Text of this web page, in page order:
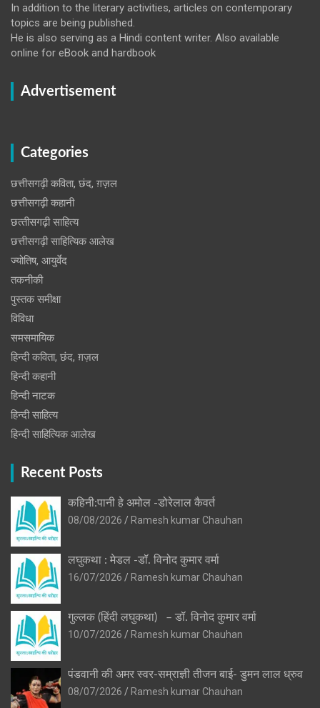
In addition to the literary activities, articles on contemporary
topics are being published.
He is also serving as a Hindi content writer. Also available
online for eBook and hardbook
Advertisement
Categories
छत्तीसगढ़ी कविता, छंद, ग़ज़ल
छत्तीसगढ़ी कहानी
छत्‍तीसगढ़ी साहित्‍य
छत्तीसगढ़ी साहित्यिक आलेख
ज्योतिष, आयुर्वेद
तकनीकी
पुस्‍तक समीक्षा
विविधा
समसमायिक
हिन्दी कविता, छंद, ग़ज़ल
हिन्दी कहानी
हिन्‍दी नाटक
हिन्दी साहित्य
हिन्दी साहित्यिक आलेख
Recent Posts
कहिनी:पानी हे अमोल -डोरेलाल कैवर्त
08/08/2026
Ramesh kumar Chauhan
लघुकथा : मेडल -डॉ. विनोद कुमार वर्मा
16/07/2026
Ramesh kumar Chauhan
गुल्लक (हिंदी लघुकथा) – डॉ. विनोद कुमार वर्मा
10/07/2026
Ramesh kumar Chauhan
पंडवानी की अमर स्वर-सम्राज्ञी तीजन बाई- डुमन लाल ध्रुव
08/07/2026
Ramesh kumar Chauhan